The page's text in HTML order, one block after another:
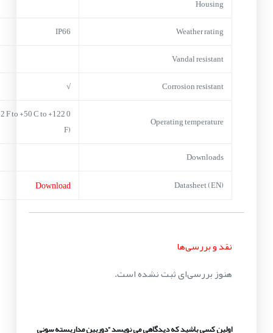
Housing
Weather rating
IP66
Vandal resistant
Corrosion resistant
√
Operating temperature
F to +50 C to +122
F)
Downloads
Datasheet (EN)
Download
نقد و بررسی‌ها
هنوز بررسی‌ای ثبت نشده است.
اولین کسی باشید که دیدگاهی می نویسد “دوربین مداربسته سونی